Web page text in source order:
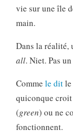
vie sur une île
main.
Dans la réalité,
all. Niet. Pas
Comme le ditle
quiconque
(green) ou ne
fonctionnent.